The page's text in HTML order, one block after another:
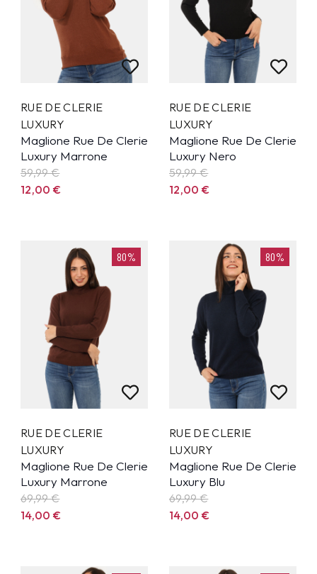
RUE DE CLERIE
LUXURY
Maglione Rue De Clerie
Luxury Marrone
59,99€
12,00€
RUE DE CLERIE
LUXURY
Maglione Rue De Clerie
Luxury Nero
59,99€
12,00€
80%
RUE DE CLERIE
LUXURY
Maglione Rue De Clerie
Luxury Marrone
69,99€
14,00€
80%
RUE DE CLERIE
LUXURY
Maglione Rue De Clerie
Luxury Blu
69,99€
14,00€